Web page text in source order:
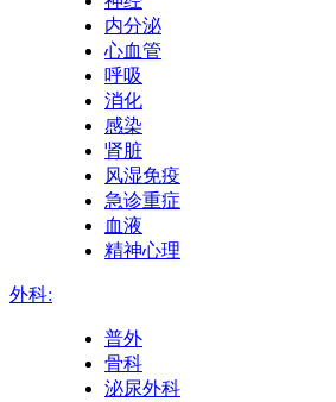
内分泌
心血管
呼吸
消化
感染
肾脏
风湿免疫
急诊重症
血液
精神心理
外科:
普外
骨科
泌尿外科